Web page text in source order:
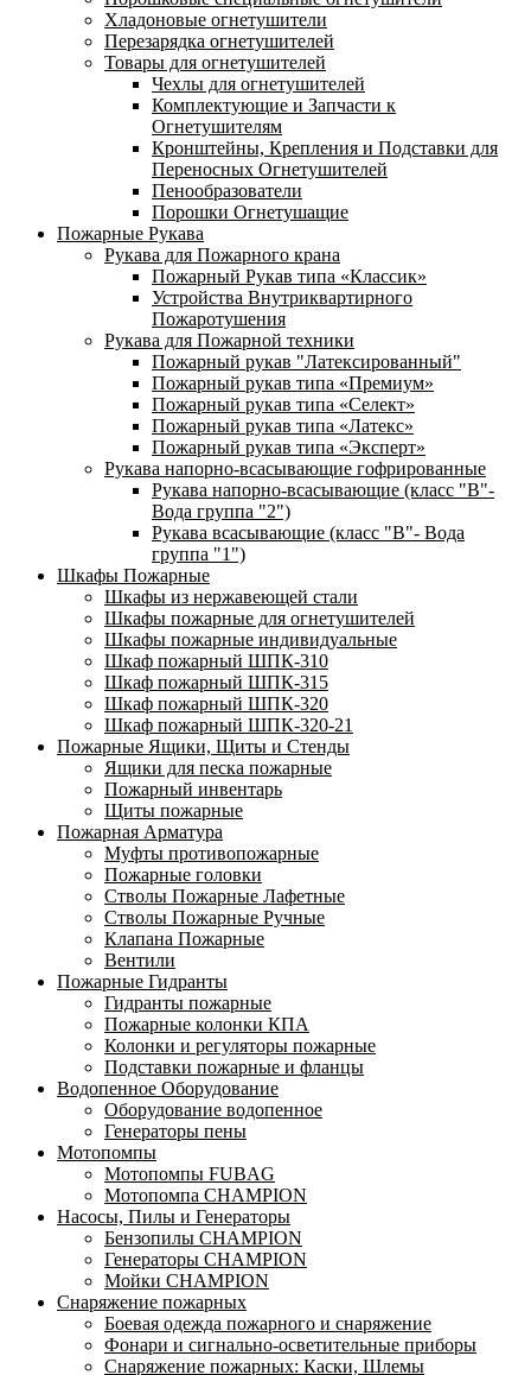
Хладоновые огнетушители
Перезарядка огнетушителей
Товары для огнетушителей
Чехлы для огнетушителей
Комплектующие и Запчасти к
Огнетушителям
Кронштейны, Крепления и Подставки для
Переносных Огнетушителей
Пенообразователи
Порошки Огнетушащие
Пожарные Рукава
Рукава для Пожарного крана
Пожарный Рукав типа «Классик»
Устройства Внутриквартирного
Пожаротушения
Рукава для Пожарной техники
Пожарный рукав "Латексированный"
Пожарный рукав типа «Премиум»
Пожарный рукав типа «Селект»
Пожарный рукав типа «Латекс»
Пожарный рукав типа «Эксперт»
Рукава напорно-всасывающие гофрированные
Рукава напорно-всасывающие (класс "В"-
Вода группа "2")
Рукава всасывающие (класс "В"- Вода
группа "1")
Шкафы Пожарные
Шкафы из нержавеющей стали
Шкафы пожарные для огнетушителей
Шкафы пожарные индивидуальные
Шкаф пожарный ШПК-310
Шкаф пожарный ШПК-315
Шкаф пожарный ШПК-320
Шкаф пожарный ШПК-320-21
Пожарные Ящики, Щиты и Стенды
Ящики для песка пожарные
Пожарный инвентарь
Щиты пожарные
Пожарная Арматура
Муфты противопожарные
Пожарные головки
Стволы Пожарные Лафетные
Стволы Пожарные Ручные
Клапана Пожарные
Вентили
Пожарные Гидранты
Гидранты пожарные
Пожарные колонки КПА
Колонки и регуляторы пожарные
Подставки пожарные и фланцы
Водопенное Оборудование
Оборудование водопенное
Генераторы пены
Мотопомпы
Мотопомпы FUBAG
Мотопомпа CHAMPION
Насосы, Пилы и Генераторы
Бензопилы CHAMPION
Генераторы CHAMPION
Мойки CHAMPION
Снаряжение пожарных
Боевая одежда пожарного и снаряжение
Фонари и сигнально-осветительные приборы
Снаряжение пожарных: Каски, Шлемы